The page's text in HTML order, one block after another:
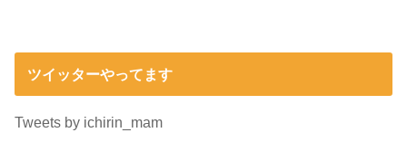
ツイッターやってます
Tweets by ichirin_mam